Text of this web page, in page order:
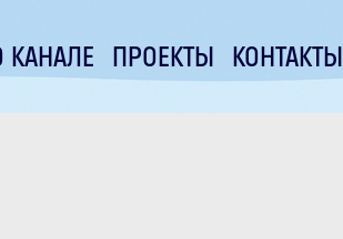
КАНАЛЕ ПРОЕКТЫ КОНТАКТЫ